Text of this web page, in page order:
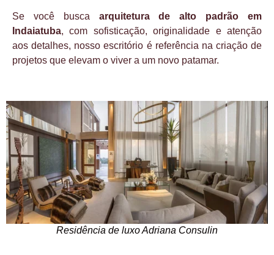
Se você busca arquitetura de alto padrão em
Indaiatuba, com sofisticação, originalidade e atenção
aos detalhes, nosso escritório é referência na criação de
projetos que elevam o viver a um novo patamar.
Residência de luxo Adriana Consulin